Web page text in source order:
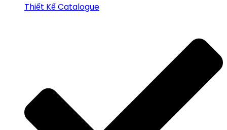
Thiết Kế Catalogue